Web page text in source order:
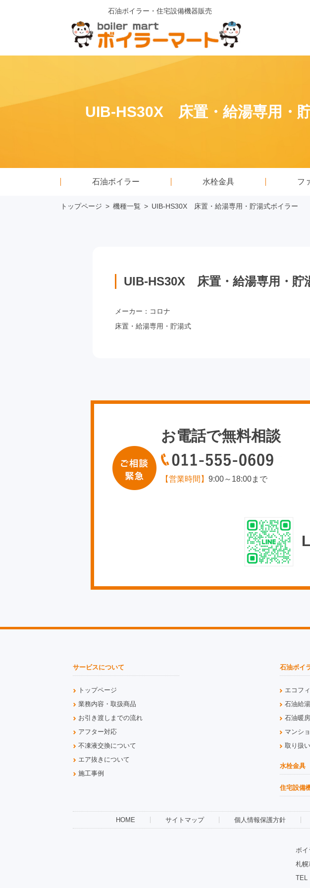
石油ボイラー・住宅設備機器販売
UIB-HS30X 床置・給湯専用・
石油ボイラー 水栓金具 フ
トップページ > 機種一覧 > UIB-HS30X 床置・給湯専用・貯湯式ボイラー
UIB-HS30X 床置・給湯専用・貯
メーカー：コロナ
床置・給湯専用・貯湯式
お電話で無料相談
【営業時間】 9:00～18:00まで
サービスについて
トップページ
業務内容・取扱商品
お引き渡しまでの流れ
アフター対応
不凍液交換について
エア抜きについて
施工事例
石油ボイ
エコフ
石油給
石油暖
マンシ
取り扱
水栓金具
住宅設備
HOME サイトマップ 個人情報保護方針
ボイ
札幌
TEL